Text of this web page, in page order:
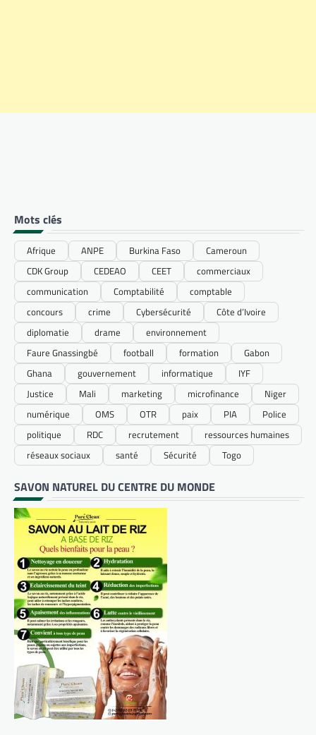
Mots clés
Afrique ANPE Burkina Faso
Cameroun
CDK Group
CEDEAO CEET
commerciaux
communication
Comptabilité
comptable
concours
crime Cybersécurité
Côte d’Ivoire
diplomatie
drame
environnement
Faure Gnassingbé
football formation
Gabon
Ghana
gouvernement informatique
IYF
Justice
Mali marketing microfinance
Niger
numérique
OMS OTR paix PIA
Police
politique
RDC recrutement
ressources humaines
réseaux sociaux
santé Sécurité Togo
SAVON NATUREL DU CENTRE DU MONDE